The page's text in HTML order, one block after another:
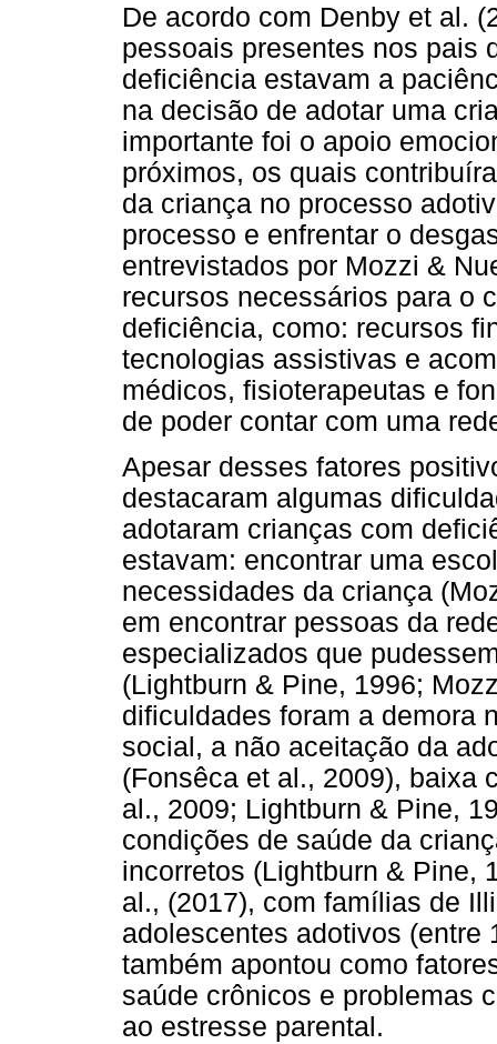
De acordo com Denby et al.
pessoais presentes nos pais
deficiência estavam a
na decisão de adotar uma
importante foi o apoio
próximos, os quais
da criança no processo
processo e enfrentar o
entrevistados por Mozzi &
recursos necessários para o
deficiência, como: recursos
tecnologias assistivas e
médicos, fisioterapeutas e
de poder contar com uma
Apesar desses fatores
destacaram algumas
adotaram crianças com
estavam: encontrar uma
necessidades da criança
em encontrar pessoas da
especializados que
(Lightburn & Pine, 1996;
dificuldades foram a demora
social, a não aceitação da
(Fonsêca et al., 2009), baixa
al., 2009; Lightburn & Pine,
condições de saúde da
incorretos (Lightburn & Pine,
al., (2017), com famílias de
adolescentes adotivos (entre
também apontou como
saúde crônicos e problemas
ao estresse parental.